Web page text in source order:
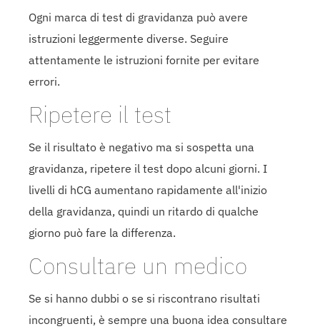
Ogni marca di test di gravidanza può avere
istruzioni leggermente diverse. Seguire
attentamente le istruzioni fornite per evitare
errori.
Ripetere il test
Se il risultato è negativo ma si sospetta una
gravidanza, ripetere il test dopo alcuni giorni. I
livelli di hCG aumentano rapidamente all'inizio
della gravidanza, quindi un ritardo di qualche
giorno può fare la differenza.
Consultare un medico
Se si hanno dubbi o se si riscontrano risultati
incongruenti, è sempre una buona idea consultare